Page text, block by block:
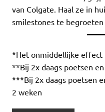
van Colgate. Haal ze in
smilestones te
*Het onmiddellijke effect
**Bij 2x daags poetsen
***Bij 2x daags poetsen
2 weken